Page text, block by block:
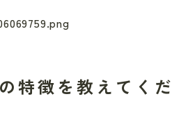
特徴を教えてく